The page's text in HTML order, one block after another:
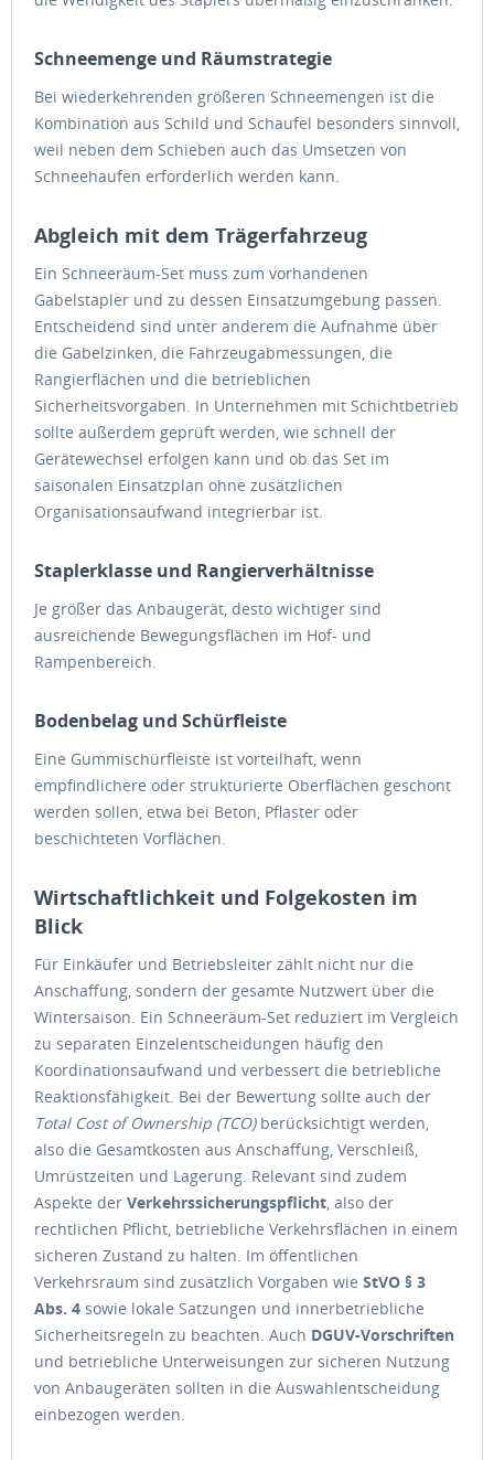
Schneemenge und Räumstrategie
Bei wiederkehrenden größeren Schneemengen ist die
Kombination aus Schild und Schaufel besonders sinnvoll,
weil neben dem Schieben auch das Umsetzen von
Schneehaufen erforderlich werden kann.
Abgleich mit dem Trägerfahrzeug
Ein Schneeräum-Set muss zum vorhandenen
Gabelstapler und zu dessen Einsatzumgebung passen.
Entscheidend sind unter anderem die Aufnahme über
die Gabelzinken, die Fahrzeugabmessungen, die
Rangierflächen und die betrieblichen
Sicherheitsvorgaben. In Unternehmen mit Schichtbetrieb
sollte außerdem geprüft werden, wie schnell der
Gerätewechsel erfolgen kann und ob das Set im
saisonalen Einsatzplan ohne zusätzlichen
Organisationsaufwand integrierbar ist.
Staplerklasse und Rangierverhältnisse
Je größer das Anbaugerät, desto wichtiger sind
ausreichende Bewegungsflächen im Hof- und
Rampenbereich.
Bodenbelag und Schürfleiste
Eine Gummischürfleiste ist vorteilhaft, wenn
empfindlichere oder strukturierte Oberflächen geschont
werden sollen, etwa bei Beton, Pflaster oder
beschichteten Vorflächen.
Wirtschaftlichkeit und Folgekosten im
Blick
Für Einkäufer und Betriebsleiter zählt nicht nur die
Anschaffung, sondern der gesamte Nutzwert über die
Wintersaison. Ein Schneeräum-Set reduziert im Vergleich
zu separaten Einzelentscheidungen häufig den
Koordinationsaufwand und verbessert die betriebliche
Reaktionsfähigkeit. Bei der Bewertung sollte auch der
Total Cost of Ownership (TCO)berücksichtigt werden,
also die Gesamtkosten aus Anschaffung, Verschleiß,
Umrüstzeiten und Lagerung. Relevant sind zudem
Aspekte der Verkehrssicherungspflicht, also der
rechtlichen Pflicht, betriebliche Verkehrsflächen in einem
sicheren Zustand zu halten. Im öffentlichen
Verkehrsraum sind zusätzlich Vorgaben wie StVO § 3
Abs. 4 sowie lokale Satzungen und innerbetriebliche
Sicherheitsregeln zu beachten. Auch DGUV-Vorschriften
und betriebliche Unterweisungen zur sicheren Nutzung
von Anbaugeräten sollten in die Auswahlentscheidung
einbezogen werden.